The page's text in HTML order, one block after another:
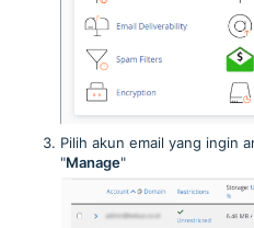
Pilih akun email yang ingin
"Manage"